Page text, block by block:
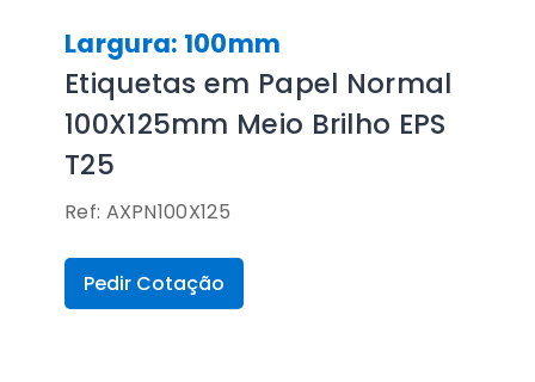
Largura: 100mm
Etiquetas em Papel Normal
100X125mm Meio Brilho EPS
T25
Ref: AXPN100X125
Pedir Cotação